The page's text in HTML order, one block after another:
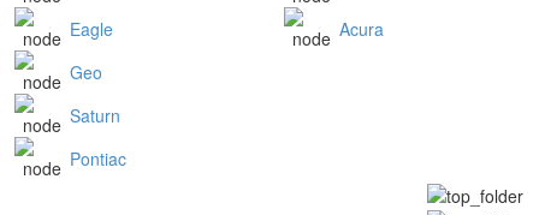
Eagle
Geo
Saturn
Pontiac
Acura